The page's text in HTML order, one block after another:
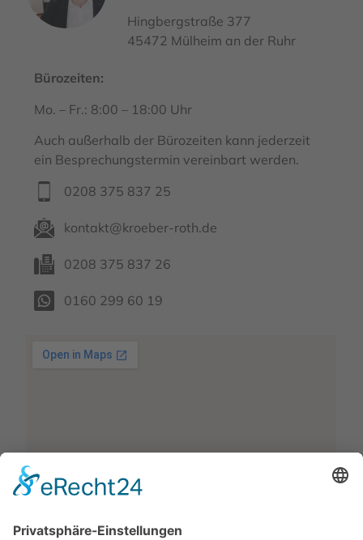
Hingbergstraße 377
45472 Mülheim an der Ruhr
Bürozeiten:
Mo. – Fr.: 8:00 – 18:00 Uhr
Auch außerhalb der Bürozeiten kann jederzeit
ein Besprechungstermin vereinbart werden.
0208 375 837 25
kontakt@kroeber-roth.de
0208 375 837 26
0160 299 60 19